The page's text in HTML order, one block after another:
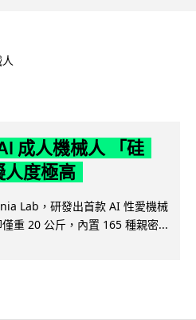
成人機械人 「硅
度極高
Lab，研發出首款 AI 性愛機械
重 20 公斤，內置 165 種親密...